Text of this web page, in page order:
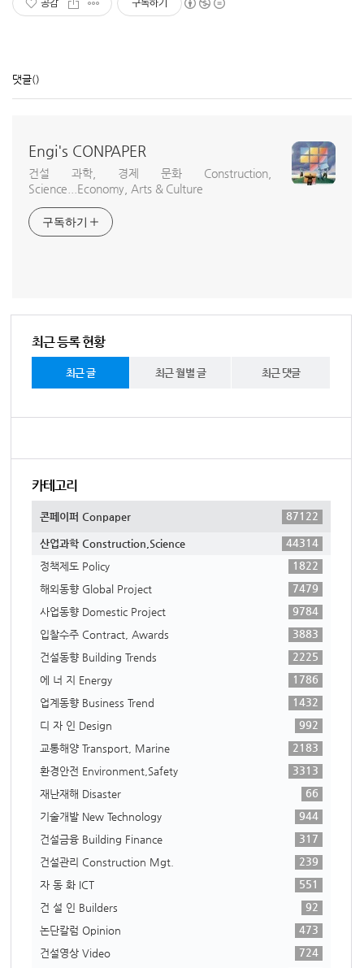
공감 구독하기
댓글()
Engi's CONPAPER
건설 과학, 경제 문화 Construction,
Science...Economy, Arts & Culture
구독하기
최근 등록 현황
최근 글 최근 월별 글 최근 댓글
카테고리
콘페이퍼 Conpaper 87122
산업과학 Construction,Science
44314
정책제도 Policy
1822
해외동향 Global Project
7479
사업동향 Domestic Project
9784
입찰수주 Contract, Awards
3883
건설동향 Building Trends
2225
에 너 지 Energy
1786
업계동향 Business Trend
1432
디 자 인 Design
992
교통해양 Transport, Marine
2183
환경안전 Environment,Safety
3313
재난재해 Disaster
66
기술개발 New Technology
944
건설금융 Building Finance
317
건설관리 Construction Mgt.
239
자 동 화 ICT
551
건 설 인 Builders
92
논단칼럼 Opinion
473
건설영상 Video
724